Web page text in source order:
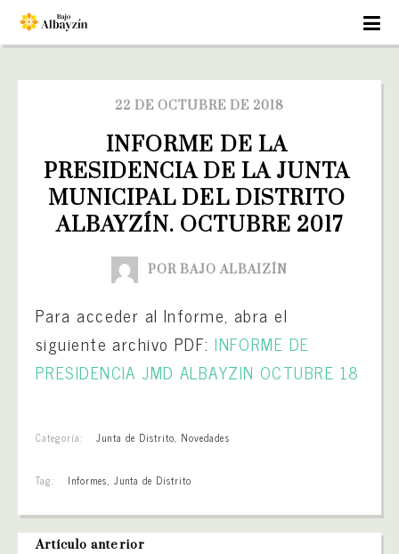
22 DE OCTUBRE DE 2018
INFORME DE LA
PRESIDENCIA DE LA JUNTA
MUNICIPAL DEL DISTRITO
ALBAYZÍN. OCTUBRE 2017
POR BAJO ALBAIZÍN
Para acceder al Informe, abra el
siguiente archivo PDF:INFORME DE
PRESIDENCIA JMD ALBAYZIN OCTUBRE 18
Categoría: Junta de Distrito, Novedades
Tag: Informes, Junta de Distrito
Artículo anterior